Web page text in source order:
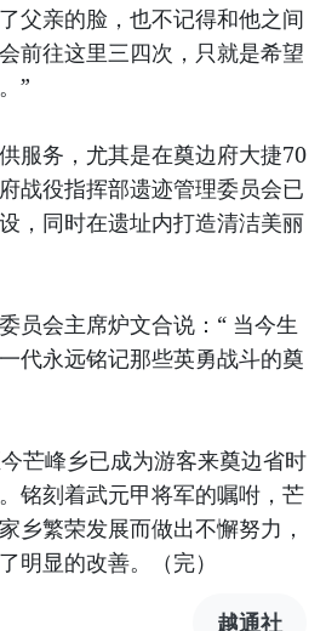
父亲的脸，也不记得和他之间
前往这里三四次，只就是希望
”
服务，尤其是在奠边府大捷70
战役指挥部遗迹管理委员会已
，同时在遗址内打造清洁美丽
员会主席炉文合说：“ 当今生
代永远铭记那些英勇战斗的奠
芒峰乡已成为游客来奠边省时
铭刻着武元甲将军的嘱咐，芒
乡繁荣发展而做出不懈努力，
明显的改善。（完）
越通社